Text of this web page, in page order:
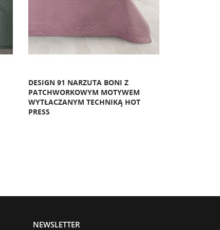
DESIGN 91 NARZUTA BONI Z
PATCHWORKOWYM MOTYWEM
WYTŁACZANYM TECHNIKĄ HOT
PRESS
NEWSLETTER